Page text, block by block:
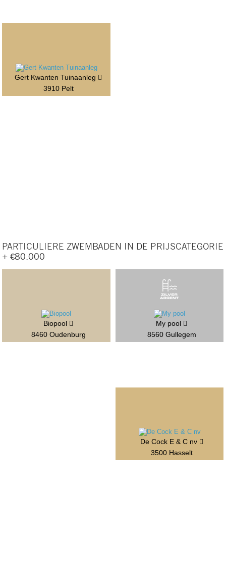
Gert Kwanten Tuinaanleg
3910 Pelt
PARTICULIERE ZWEMBADEN IN DE PRIJSCATEGORIE
+ €80.000
Biopool
8460 Oudenburg
My pool
8560 Gullegem
De Cock E & C nv
3500 Hasselt